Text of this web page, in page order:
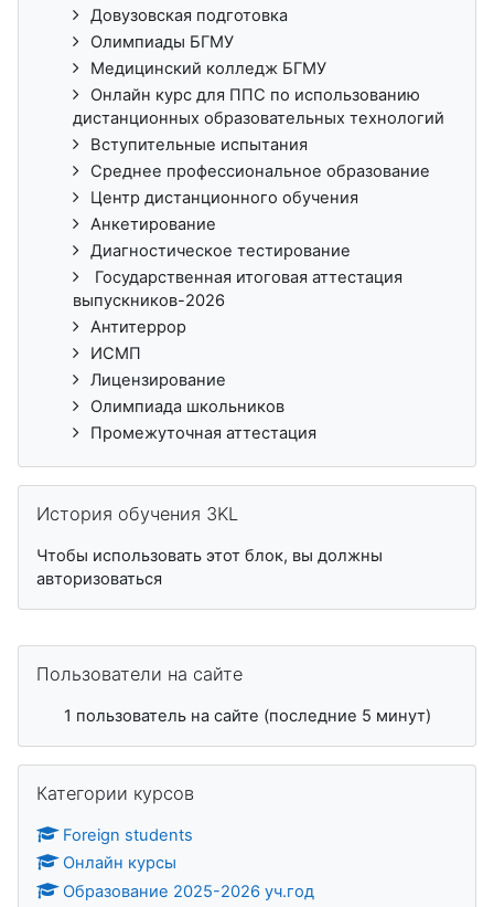
Довузовская подготовка
Олимпиады БГМУ
Медицинский колледж БГМУ
Онлайн курс для ППС по использованию
дистанционных образовательных технологий
Вступительные испытания
Среднее профессиональное образование
Центр дистанционного обучения
Анкетирование
Диагностическое тестирование
Государственная итоговая аттестация
выпускников-2026
Антитеррор
ИСМП
Лицензирование
Олимпиада школьников
Промежуточная аттестация
История обучения 3KL
Чтобы использовать этот блок, вы должны
авторизоваться
Пользователи на сайте
1 пользователь на сайте (последние 5 минут)
Категории курсов
Foreign students
Онлайн курсы
Образование 2025-2026 уч.год